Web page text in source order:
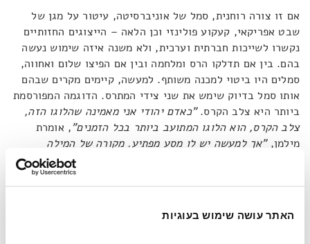
האתר עושה שימוש בעוגיות
אם זו צורה רוחנית, סמל של אוניברסיטה, עיטור על מגן של
שבט אפריקאי, קעקוע פולינזי וכן הלאה – הייצוגים החזותיים
נקשרו לשייכות חברתית וערכית, ולא משנה איזה שימוש נעשה
בהם. בין אם תדלקו הרס ומלחמה ובין אם הפיצו שלום ואחווה,
סמלים היו ביטוי למכנה משותף. למעשה, קיימים מקרים שבהם
אותו סמל בדיוק שימש את שני צידי המתרס. הדוגמה המפורסמת
ביותר היא צלב הקרס."כאדם יהודי אני מאמינה שהלוגו הזה,
צלב הקרס, הוא הלוגו המתועב ביותר בכל הזמנים", אומרת
מילמן, "אך למעשה יש לו מסע מפתיע. מקורה של המילה
'סווסטיקה' הוא המילה העתיקה 'סוואס טיקה' בסנסקריט,
שמשמעותה היא למעשה 'מבשר טובות', 'מזל' ו'רווחה'". היא
מספרת כי לפני ניכוסו בידי המפלגה הנאצית הופיע צלב הקרס
חיובי.